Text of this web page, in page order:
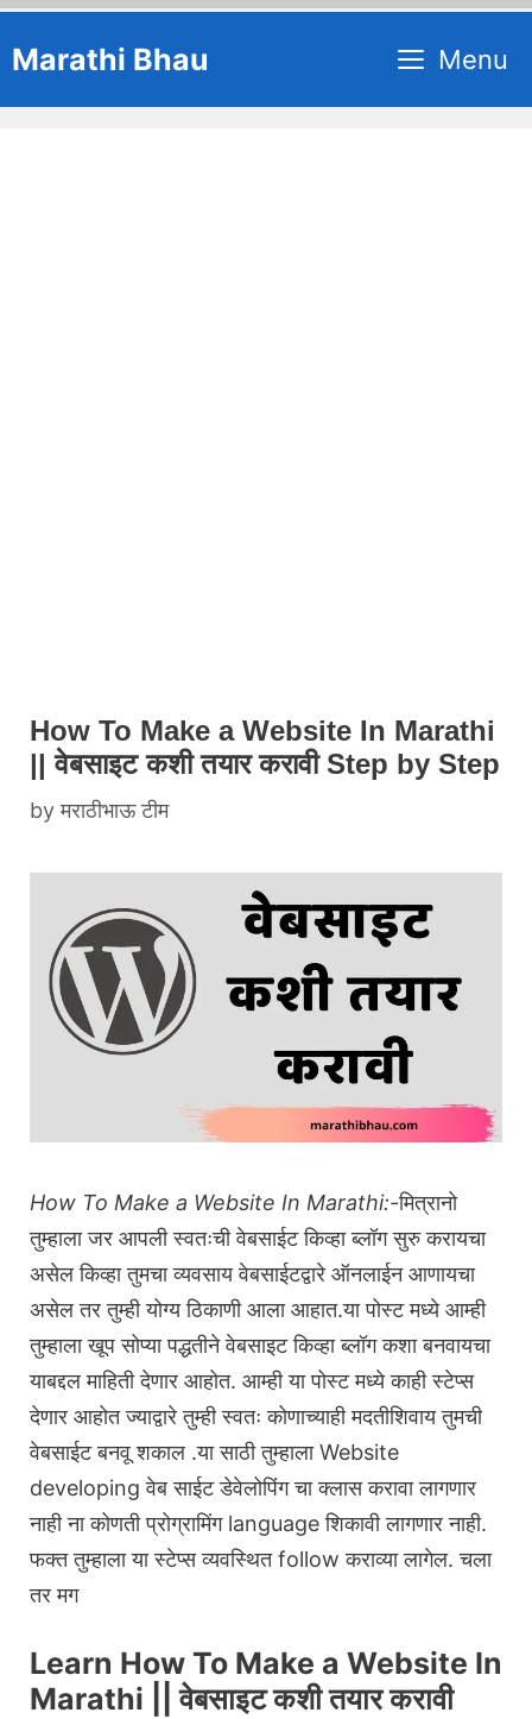
toMarathi Bhau Menu
How To Make a Website In Marathi
|| वेबसाइट कशी तयार करावी Step by Step
byमराठीभाऊ टीम
How To Make a Website In Marathi:-मित्रानो
तुम्हाला जर आपली स्वतःची वेबसाईट किव्हा ब्लॉग सुरु करायचा
असेल किव्हा तुमचा व्यवसाय वेबसाईटद्वारे ऑनलाईन आणायचा
असेल तर तुम्ही योग्य ठिकाणी आला आहात.या पोस्ट मध्ये आम्ही
तुम्हाला खूप सोप्या पद्धतीने वेबसाइट किव्हा ब्लॉग कशा बनवायचा
याबद्दल माहिती देणार आहोत. आम्ही या पोस्ट मध्ये काही स्टेप्स
देणार आहोत ज्याद्वारे तुम्ही स्वतः कोणाच्याही मदतीशिवाय तुमची
वेबसाईट बनवू शकाल .या साठी तुम्हाला Website
developing वेब साईट डेवेलोपिंग चा क्लास करावा लागणार
नाही ना कोणती प्रोग्रामिंग language शिकावी लागणार नाही.
फक्त तुम्हाला या स्टेप्स व्यवस्थित follow कराव्या लागेल. चला
तर मग
Learn How To Make a Website In
Marathi || वेबसाइट कशी तयार करावी